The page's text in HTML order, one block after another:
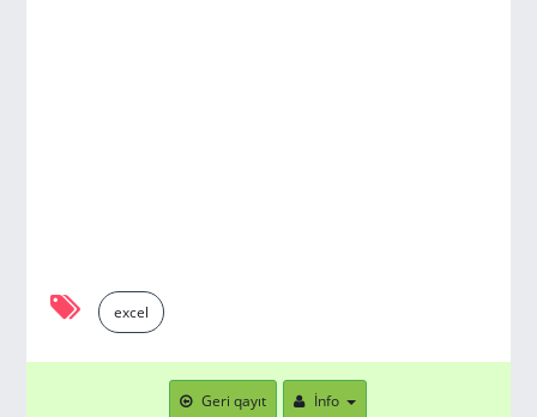
excel
Geri qayıt İnfo